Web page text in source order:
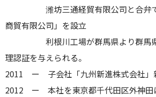
潍坊三通経貿有限公司と合弁で
商貿有限公司」を設立
利根川工場が群馬県より群馬県
理認証を与えられる。
2011 ー 子会社「九州新進株式会社」
2012 ー 本社を東京都千代田区外神田